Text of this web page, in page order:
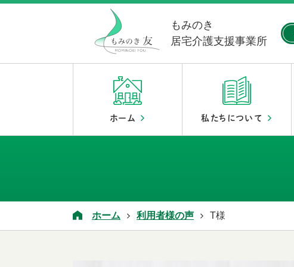
もみのき
居宅介護支援事業所
ホーム 私たちについて
ホーム 利用者様の声 T様